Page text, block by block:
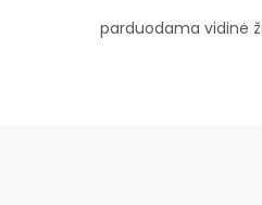
parduodama vidinė